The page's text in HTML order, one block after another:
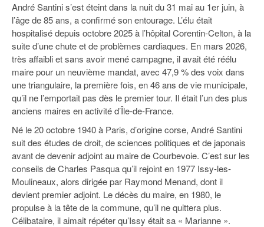
93
94
95
André Santini s’est éteint dans la nuit du 31 mai au 1er juin, à
l’âge de 85 ans, a confirmé son entourage. L’élu était
hospitalisé depuis octobre 2025 à l’hôpital Corentin-Celton, à la
suite d’une chute et de problèmes cardiaques. En mars 2026,
très affaibli et sans avoir mené campagne, il avait été réélu
maire pour un neuvième mandat, avec 47,9 % des voix dans
une triangulaire, la première fois, en 46 ans de vie municipale,
qu’il ne l’emportait pas dès le premier tour. Il était l’un des plus
anciens maires en activité d’Île-de-France.
Né le 20 octobre 1940 à Paris, d’origine corse, André Santini
suit des études de droit, de sciences politiques et de japonais
avant de devenir adjoint au maire de Courbevoie. C’est sur les
conseils de Charles Pasqua qu’il rejoint en 1977 Issy-les-
Moulineaux, alors dirigée par Raymond Menand, dont il
devient premier adjoint. Le décès du maire, en 1980, le
propulse à la tête de la commune, qu’il ne quittera plus.
Célibataire, il aimait répéter qu’Issy était sa « Marianne ».